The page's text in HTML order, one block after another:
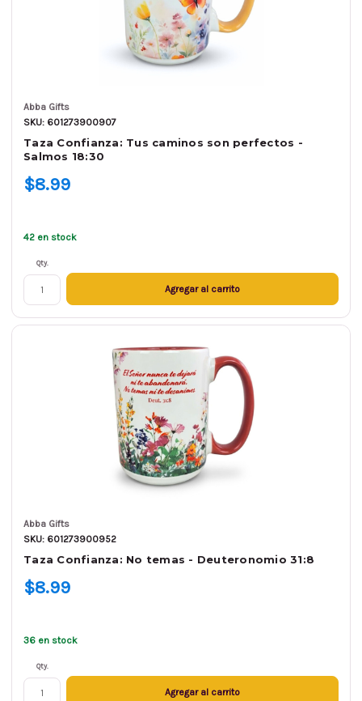
Abba Gifts
SKU: 601273900907
Taza Confianza: Tus caminos son perfectos -
Salmos 18:30
$8.99
42 en stock
Qty.
Agregar al carrito
Abba Gifts
SKU: 601273900952
Taza Confianza: No temas - Deuteronomio 31:8
$8.99
36 en stock
Qty.
Agregar al carrito